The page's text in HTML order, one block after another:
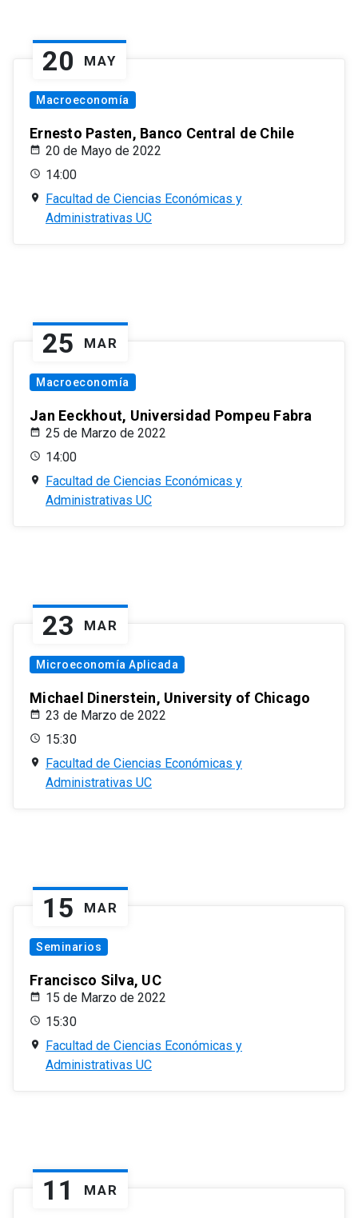
20 MAY
Macroeconomía
Ernesto Pasten, Banco Central de Chile
20 de Mayo de 2022
14:00
Facultad de Ciencias Económicas y
Administrativas UC
25 MAR
Macroeconomía
Jan Eeckhout, Universidad Pompeu Fabra
25 de Marzo de 2022
14:00
Facultad de Ciencias Económicas y
Administrativas UC
23 MAR
Microeconomía Aplicada
Michael Dinerstein, University of Chicago
23 de Marzo de 2022
15:30
Facultad de Ciencias Económicas y
Administrativas UC
15 MAR
Seminarios
Francisco Silva, UC
15 de Marzo de 2022
15:30
Facultad de Ciencias Económicas y
Administrativas UC
11 MAR